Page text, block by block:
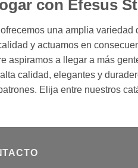
con Efesus
ofrecemos una amplia
y actuamos en
aspiramos a llegar a más
calidad, elegantes y
Elija entre nuestros